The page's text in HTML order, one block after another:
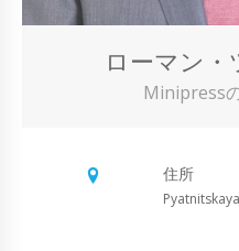
ローマン
Minipress
住所